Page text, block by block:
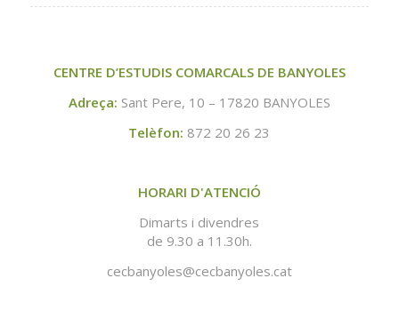
CENTRE D’ESTUDIS COMARCALS DE BANYOLES
Adreça: Sant Pere, 10 – 17820 BANYOLES
Telèfon: 872 20 26 23
HORARI D'ATENCIÓ
Dimarts i divendres
de 9.30 a 11.30h.
cecbanyoles@cecbanyoles.cat